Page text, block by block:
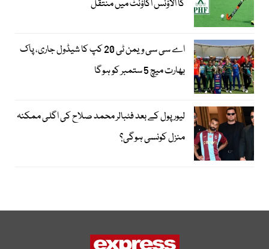
کا الاؤنس اکاؤنٹ میں منتقل
اے سی سی ویمن ٹی 20 کپ کا شیڈول جاری، پاک
بھارت میچ 5 ستمبر کو ہوگا
لیور پول کے بعد فٹبالر محمد صلاح کی اگلی ممکنہ
منزل کونسی ہوگی؟